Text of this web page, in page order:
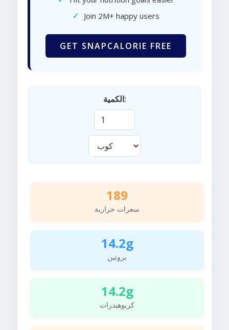
✓ Join 2M+ happy users
GET SNAPCALORIE FREE
الكمية:
189
سعرات حرارية
14.2g
بروتين
14.2g
كربوهيدرات